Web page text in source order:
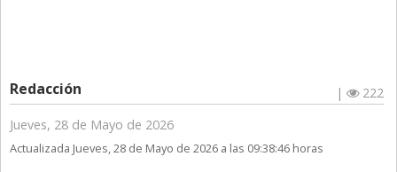
Redacción |
222
Jueves, 28 de Mayo de 2026
Actualizada Jueves, 28 de Mayo de 2026 a las 09:38:46 horas